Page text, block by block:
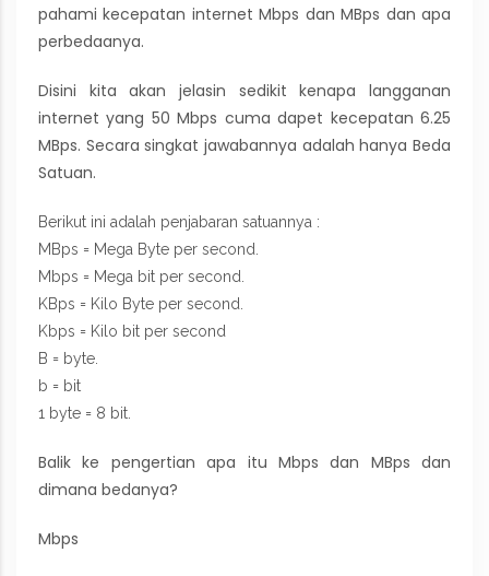
pahami kecepatan internet Mbps dan MBps dan apa
perbedaanya.
Disini kita akan jelasin sedikit kenapa langganan
internet yang 50 Mbps cuma dapet kecepatan 6.25
MBps. Secara singkat jawabannya adalah hanya Beda
Satuan.
Berikut ini adalah penjabaran satuannya :
MBps = Mega Byte per second.
Mbps = Mega bit per second.
KBps = Kilo Byte per second.
Kbps = Kilo bit per second
B = byte.
b = bit
1 byte = 8 bit.
Balik ke pengertian apa itu Mbps dan MBps dan
dimana bedanya?
Mbps